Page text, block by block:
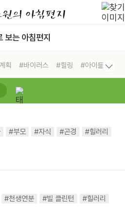
보는 아침편지
획 #바이러스 #힐링
#아이들
학교
#부모 #자식 #곤경
#힐러리
#천생연분 #빌 클린턴
#힐러리